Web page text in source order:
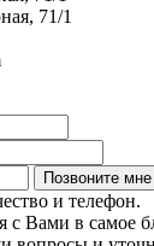
71/1
и телефон.
с Вами в самое